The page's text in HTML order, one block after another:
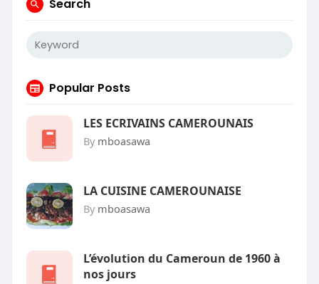
Search
Popular Posts
LES ECRIVAINS CAMEROUNAIS
By mboasawa
LA CUISINE CAMEROUNAISE
By mboasawa
L’évolution du Cameroun de 1960 à
nos jours